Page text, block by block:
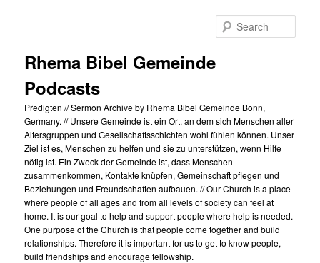
Rhema Bibel Gemeinde
Podcasts
Predigten // Sermon Archive by Rhema Bibel Gemeinde Bonn,
Germany. // Unsere Gemeinde ist ein Ort, an dem sich Menschen aller
Altersgruppen und Gesellschaftsschichten wohl fühlen können. Unser
Ziel ist es, Menschen zu helfen und sie zu unterstützen, wenn Hilfe
nötig ist. Ein Zweck der Gemeinde ist, dass Menschen
zusammenkommen, Kontakte knüpfen, Gemeinschaft pflegen und
Beziehungen und Freundschaften aufbauen. // Our Church is a place
where people of all ages and from all levels of society can feel at
home. It is our goal to help and support people where help is needed.
One purpose of the Church is that people come together and build
relationships. Therefore it is important for us to get to know people,
build friendships and encourage fellowship.